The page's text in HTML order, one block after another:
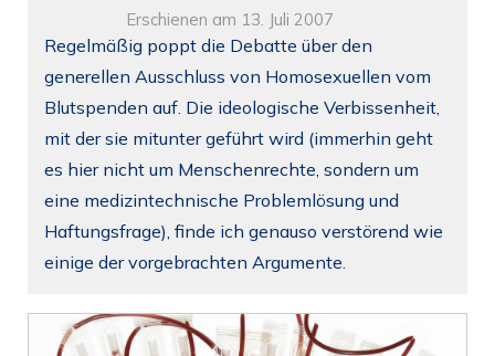
Erschienen am 13. Juli 2007
Regelmäßig poppt die Debatte über den
generellen Ausschluss von Homosexuellen vom
Blutspenden auf. Die ideologische Verbissenheit,
mit der sie mitunter geführt wird (immerhin geht
es hier nicht um Menschenrechte, sondern um
eine medizintechnische Problemlösung und
Haftungsfrage), finde ich genauso verstörend wie
einige der vorgebrachten Argumente.